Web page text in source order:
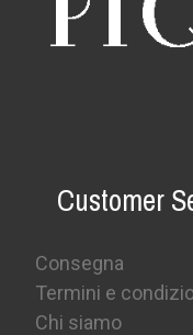
Customer
Consegna
Termini e
Chi siamo